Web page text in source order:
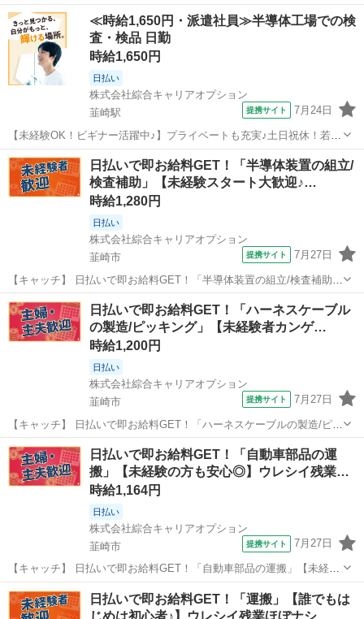
【未経験スタート大歓迎♪】残業ほぼナシ!高時給1164円！ 【コメン
ト】 ＼大手人材派遣会社で働きませんか♪／ 「新しい職場は不
安・・・」 「経験はないけ...
山梨 韮崎市 プログラマー
≪時給1,650円・派遣社員≫半導体工場での検
査・検品 日勤
時給1,650円
日払い
株式会社綜合キャリアオプション
韮崎駅
提携サイト 7月24日
【未経験OK！ビギナー活躍中♪】プライベートも充実♪土日祝休！若い
世代も活躍中！ 組立・加工・食品製造など 【業務内容詳細】 駅近な
ので車なしでも通勤ラクラク！※駅からの送迎バスあり！土日祝休み
でプライベート充実！半導体...
山梨 韮崎市 韮崎駅 その他
日払いで即お給料GET！「半導体装置の組立/
検査補助」【未経験スタート大歓迎♪…
時給1,280円
日払い
株式会社綜合キャリアオプション
韮崎市
提携サイト 7月27日
【キャッチ】 日払いで即お給料GET！「半導体装置の組立/検査補助」
【未経験スタート大歓迎♪】残業月20H以上！高収入ゲットの大チャン
ス☆高時給1280円！ 【コメント】 製造のお仕事をお探しにおススメ♪
「未経験でも出...
山梨 韮崎市 工場
日払いで即お給料GET！「ハーネスケーブル
の製造/ピッキング」【未経験者カンゲ…
時給1,200円
日払い
株式会社綜合キャリアオプション
韮崎市
提携サイト 7月27日
【キャッチ】 日払いで即お給料GET！「ハーネスケーブルの製造/ピッ
キング」【未経験者カンゲイ♪】女性スタッフさんも活躍中♪プライベ
ートも充実♪土日祝休！高時給1200円！ 【コメント】 製造のお仕事を
お探しの方必見！ ...
山梨 韮崎市 仕分け
日払いで即お給料GET！「自動車部品の運
搬」【未経験の方も安心◎】ウレシイ残業…
時給1,164円
日払い
株式会社綜合キャリアオプション
韮崎市
提携サイト 7月27日
【キャッチ】 日払いで即お給料GET！「自動車部品の運搬」【未経験
の方も安心◎】ウレシイ残業ほぼナシ♪高時給1164円！ 【コメント】
製造のお仕事が豊富★未経験で働いてみたい方も大歓迎！ 「未経験だ
山梨 韮崎市 工場
日払いで即お給料GET！「運搬」【誰でもは
じめは初心者♪】ウレシイ残業ほぼナシ…